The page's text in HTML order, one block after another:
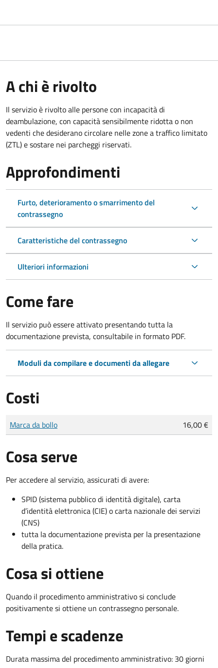
A chi è rivolto
Il servizio è rivolto alle persone con incapacità di
deambulazione, con capacità sensibilmente ridotta o non
vedenti che desiderano circolare nelle zone a traffico limitato
(ZTL) e sostare nei parcheggi riservati.
Approfondimenti
Furto, deterioramento o smarrimento del
contrassegno
Caratteristiche del contrassegno
Ulteriori informazioni
Come fare
Il servizio può essere attivato presentando tutta la
documentazione prevista, consultabile in formato PDF.
Moduli da compilare e documenti da allegare
Costi
Tipo di pagamento
Importo
Marca da bollo 16,00 €
Cosa serve
Per accedere al servizio, assicurati di avere:
SPID (sistema pubblico di identità digitale), carta
d’identità elettronica (CIE) o carta nazionale dei servizi
(CNS)
tutta la documentazione prevista per la presentazione
della pratica.
Cosa si ottiene
Quando il procedimento amministrativo si conclude
positivamente si ottiene un contrassegno personale.
Tempi e scadenze
Durata massima del procedimento amministrativo: 30 giorni